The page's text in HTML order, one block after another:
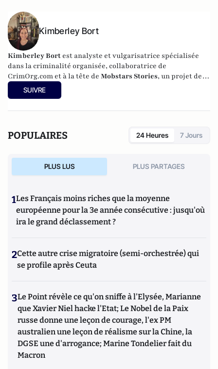
Kimberley Bort
Kimberley Bort est analyste et vulgarisatrice spécialisée
dans la criminalité organisée, collaboratrice de
CrimOrg.com et à la tête de Mobstars Stories, un projet de
contenus sur les réseaux sociaux qui explore les
dynamiques du crime organisé et ses représentations.
SUIVRE
POPULAIRES 24 Heures 7 Jours
PLUS LUS PLUS PARTAGES
1Les Français moins riches que la moyenne
européenne pour la 3e année consécutive : jusqu'où
ira le grand déclassement ?
2Cette autre crise migratoire (semi-orchestrée) qui
se profile après Ceuta
3Le Point révèle ce qu'on sniffe à l'Elysée, Marianne
que Xavier Niel hacke l'Etat; Le Nobel de la Paix
russe donne une leçon de courage, l'ex PM
australien une leçon de réalisme sur la Chine, la
DGSE une d'arrogance; Marine Tondelier fait du
Macron